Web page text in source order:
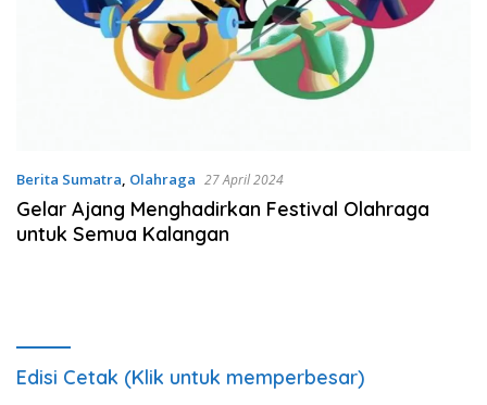
Berita Sumatra, Olahraga 27 April 2024
Gelar Ajang Menghadirkan Festival Olahraga
untuk Semua Kalangan
Edisi Cetak (Klik untuk memperbesar)